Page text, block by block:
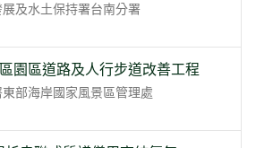
及水土保持署台南分署
園區道路及人行步道改善工程
部海岸國家風景區管理處